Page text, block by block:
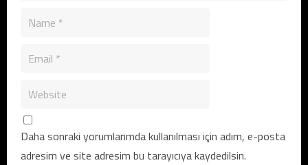
Daha sonraki yorumlarımda kullanılması için adım, e-posta
adresim ve site adresim bu tarayıcıya kaydedilsin.